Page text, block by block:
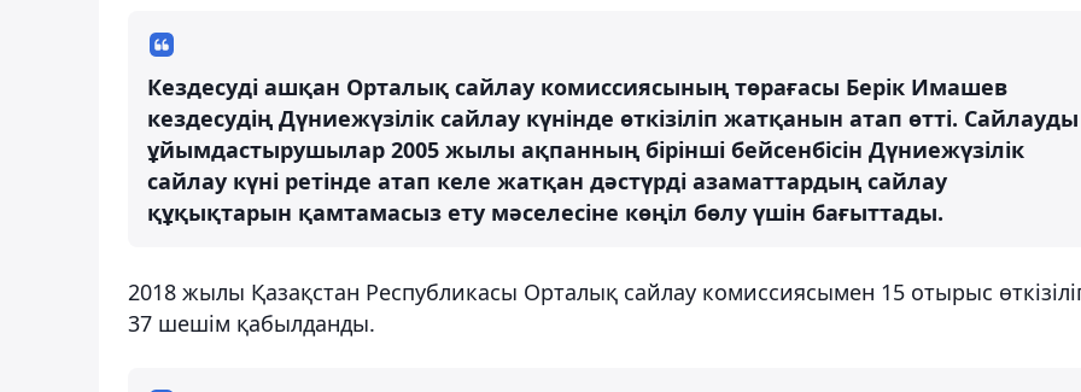
Кездесуді ашқан Орталық сайлау комиссиясының төрағасы Берік Имашев
кездесудің Дүниежүзілік сайлау күнінде өткізіліп жатқанын атап өтті. Сайлауды
ұйымдастырушылар 2005 жылы ақпанның бірінші бейсенбісін Дүниежүзілік
сайлау күні ретінде атап келе жатқан дәстүрді азаматтардың сайлау
құқықтарын қамтамасыз ету мәселесіне көңіл бөлу үшін бағыттады.
2018 жылы Қазақстан Республикасы Орталық сайлау комиссиясымен 15 отырыс
37 шешім қабылданды.